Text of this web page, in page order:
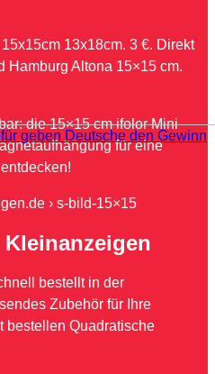
geben Deutsche den Gewinn
13x18cm. 3 €. Direkt
Hamburg Altona 15×15 cm.
die 15×15 cm ifolor Mini
für eine
› s-bild-15×15
Kleinanzeigen
bestellt in der
Zubehör für Ihre
bestellen Quadratische